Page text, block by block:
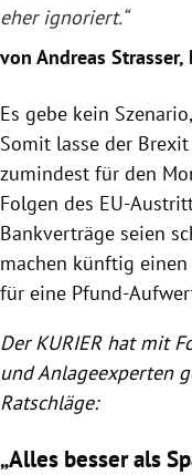
eher ignoriert.“
von Andreas Strasser,
Es gebe kein
Somit lasse der
zumindest für den
Folgen des EU-
Bankverträge seien
machen künftig
für eine Pfund-
Der KURIER hat mit
und Anlageexperten
Ratschläge:
„Alles besser als